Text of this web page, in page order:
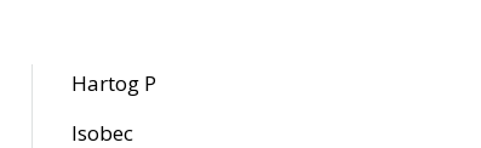
Hartog P
Isobec